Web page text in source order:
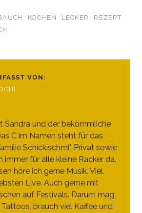
KOCHEN LECKER
REZEPT
VON:
Sandra und der bekömmliche
C im Namen steht für das
Schickischmi". Privat sowie
immer für alle kleine Racker da.
höre ich gerne Musik. Viel.
Live. Auch gerne mit
auf Festivals. Darum mag
brauch viel Kaffee und